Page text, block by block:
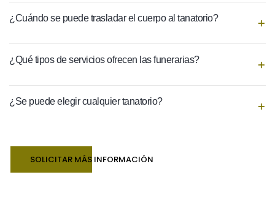
¿Cuándo se puede trasladar el cuerpo al tanatorio?
¿Qué tipos de servicios ofrecen las funerarias?
¿Se puede elegir cualquier tanatorio?
SOLICITAR MÁS INFORMACIÓN